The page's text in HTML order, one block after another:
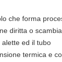
che forma
diritta o
ed il tubo
termica e